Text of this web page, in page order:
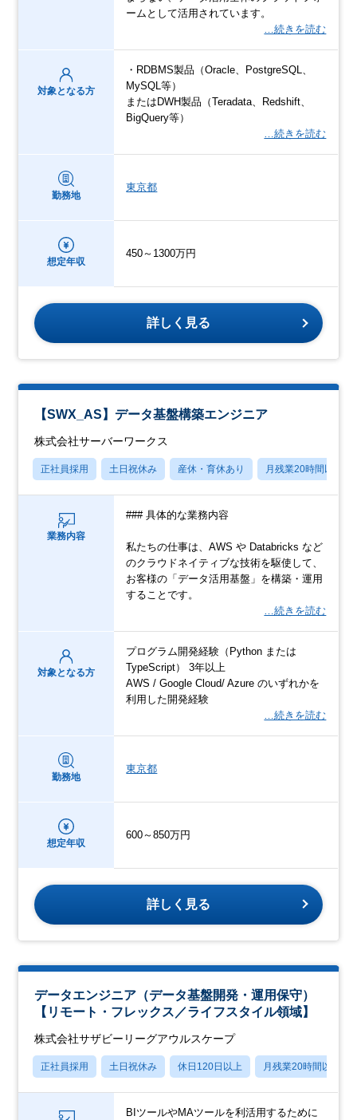
ームとして活用されています。
…続きを読む
対象となる方
・RDBMS製品（Oracle、PostgreSQL、
MySQL等）
またはDWH製品（Teradata、Redshift、
BigQuery等）
…続きを読む
勤務地
東京都
想定年収
450～1300万円
詳しく見る
【SWX_AS】データ基盤構築エンジニア
株式会社サーバーワークス
正社員採用 土日祝休み 産休・育休あり 月残業20時間以内
業務内容
### 具体的な業務内容
私たちの仕事は、AWS や Databricks など
のクラウドネイティブな技術を駆使して、
お客様の「データ活用基盤」を構築・運用
することです。
…続きを読む
対象となる方
プログラム開発経験（Python または
TypeScript） 3年以上
AWS / Google Cloud/ Azure のいずれかを
利用した開発経験
…続きを読む
勤務地
東京都
想定年収
600～850万円
詳しく見る
データエンジニア（データ基盤開発・運用保守）
【リモート・フレックス／ライフスタイル領域】
株式会社サザビーリーグアウルスケープ
正社員採用 土日祝休み 休日120日以上 月残業20時間以内
BIツールやMAツールを利活用するために